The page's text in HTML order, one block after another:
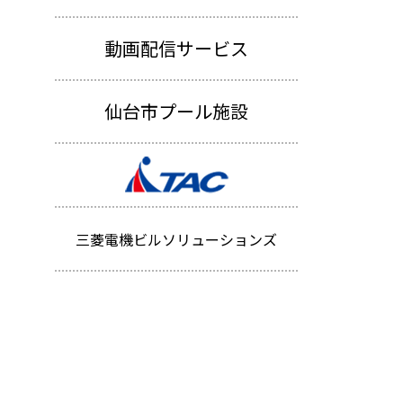
動画配信サービス
仙台市プール施設
三菱電機ビルソリューションズ